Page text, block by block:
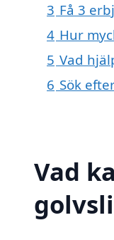
3 Få 3
4 Hur
5 Vad
6 Sök
Vad